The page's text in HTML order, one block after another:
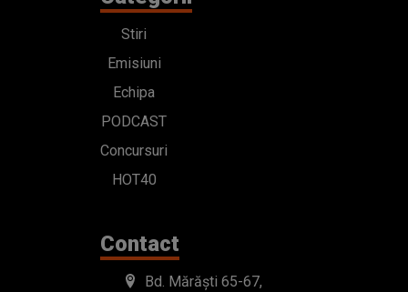
Stiri
Emisiuni
Echipa
PODCAST
Concursuri
HOT40
Contact
Bd. Mărăști 65-67,